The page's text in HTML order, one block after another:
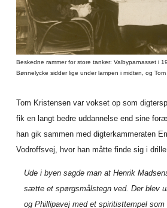
Beskedne rammer for store tanker: Valbyparnasset i
Bønnelycke sidder lige under lampen i midten, og
Tom Kristensen var vokset op som
fik en langt bedre uddannelse end sine
han gik sammen med digterkammeraten
Vodroffsvej, hvor han måtte finde sig i
Ude i byen sagde man at Henrik
sætte et spørgsmålstegn ved. Der blev
og Phillipavej med et spiritisttempel